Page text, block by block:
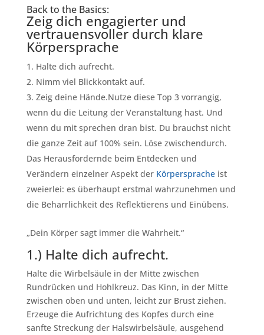
Back to the Basics:
Zeig dich engagierter und
vertrauensvoller durch klare
Körpersprache
Halte dich aufrecht.
Nimm viel Blickkontakt auf.
Zeig deine Hände.Nutze diese Top 3 vorrangig,
wenn du die Leitung der Veranstaltung hast. Und
wenn du mit sprechen dran bist. Du brauchst nicht
die ganze Zeit auf 100% sein. Löse zwischendurch.
Das Herausfordernde beim Entdecken und
Verändern einzelner Aspekt der Körperspracheist
zweierlei: es überhaupt erstmal wahrzunehmen und
die Beharrlichkeit des Reflektierens und Einübens.
„Dein Körper sagt immer die Wahrheit.“
1.) Halte dich aufrecht.
Halte die Wirbelsäule in der Mitte zwischen
Rundrücken und Hohlkreuz. Das Kinn, in der Mitte
zwischen oben und unten, leicht zur Brust ziehen.
Erzeuge die Aufrichtung des Kopfes durch eine
sanfte Streckung der Halswirbelsäule, ausgehend